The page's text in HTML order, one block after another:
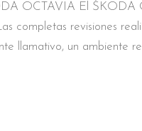
OCTAVIA El ŠKODA
completas revisiones
llamativo, un ambiente